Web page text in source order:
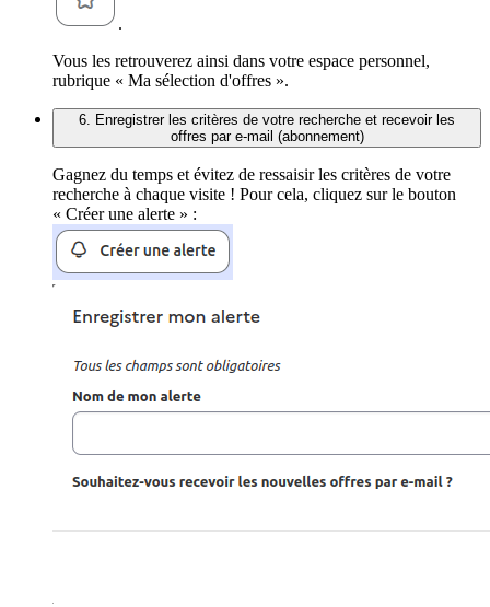
.
Vous les retrouverez ainsi dans votre espace personnel,
rubrique « Ma sélection d'offres ».
6. Enregistrer les critères de votre recherche et recevoir les
offres par e-mail (abonnement)
Gagnez du temps et évitez de ressaisir les critères de votre
recherche à chaque visite ! Pour cela, cliquez sur le bouton
« Créer une alerte » :